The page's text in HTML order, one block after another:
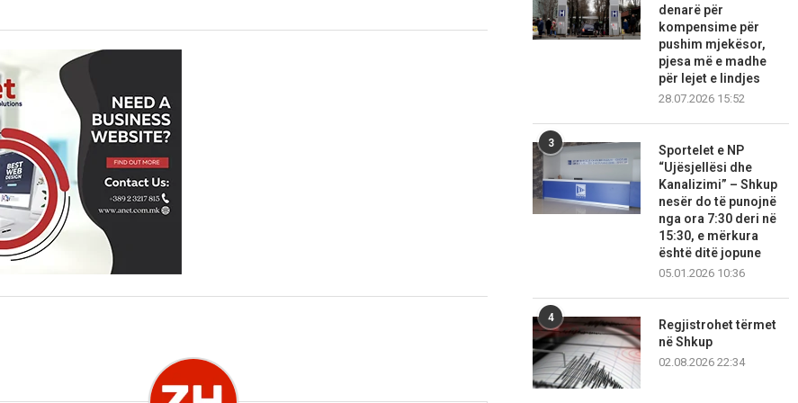
denarë për
kompensime për
pushim mjekësor,
pjesa më e madhe
për lejet e lindjes
28.07.2026 15:52
3
Sportelet e NP
“Ujësjellësi dhe
Kanalizimi” – Shkup
nesër do të punojnë
nga ora 7:30 deri në
15:30, e mërkura
është ditë jopune
05.01.2026 10:36
4
Regjistrohet tërmet
në Shkup
02.08.2026 22:34